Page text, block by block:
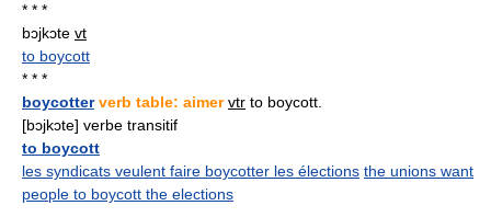
* * *
bɔjkɔte vt
to boycott
* * *
boycotter verb table: aimer vtr to boycott.
[bɔjkɔte] verbe transitif
to boycott
les syndicats veulent faire boycotter les élections the unions want
people to boycott the elections